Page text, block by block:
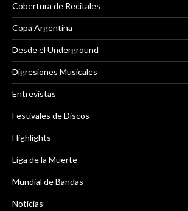
Cobertura de Recitales
Copa Argentina
Desde el Underground
Digresiones Musicales
Entrevistas
Festivales de Discos
Highlights
Liga de la Muerte
Mundial de Bandas
Noticias